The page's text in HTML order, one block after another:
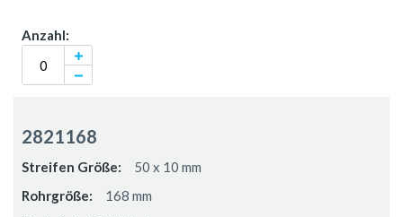
2821168
50 x 10 mm
168 mm